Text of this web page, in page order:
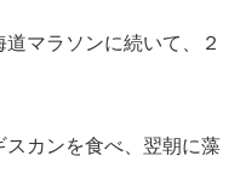
道マラソンに続いて、２
カンを食べ、翌朝に藻